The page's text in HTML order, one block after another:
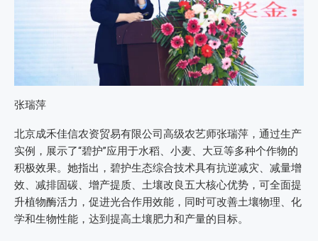
张瑞萍
北京成禾佳信农资贸易有限公司高级农艺师张瑞萍，通过生产
实例，展示了“碧护”应用于水稻、小麦、大豆等多种个作物的
积极效果。她指出，碧护生态综合技术具有抗逆减灾、减量增
效、减排固碳、增产提质、土壤改良五大核心优势，可全面提
升植物酶活力，促进光合作用效能，同时可改善土壤物理、化
学和生物性能，达到提高土壤肥力和产量的目标。